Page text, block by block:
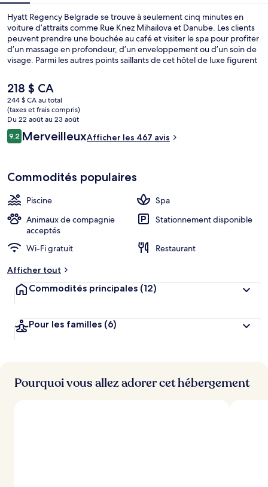
Hyatt Regency Belgrade se trouve à seulement cinq minutes en
voiture d’attraits comme Rue Knez Mihailova et Danube. Les clients
peuvent prendre une bouchée au café et visiter le spa pour profiter
d’un massage en profondeur, d’un enveloppement ou d’un soin de
visage. Parmi les autres points saillants de cet hôtel de luxe figurent
Les autres voyageurs apprécient vraiment le personnel serviable.
Le
prix
actuel
est
de 218 $ CA
218 $ CA
244 $ CA au total
(taxes et frais compris)
Du 22 août au 23 août
Avis
9,29,2 sur 10 –
MerveilleuxAfficher les 467 avis
Commodités populaires
Piscine
Spa
Animaux de compagnie
acceptés
Stationnement disponible
Wi-Fi gratuit
Restaurant
Afficher tout
Commodités principales (12)
Pour les familles (6)
Pourquoi vous allez adorer cet hébergement